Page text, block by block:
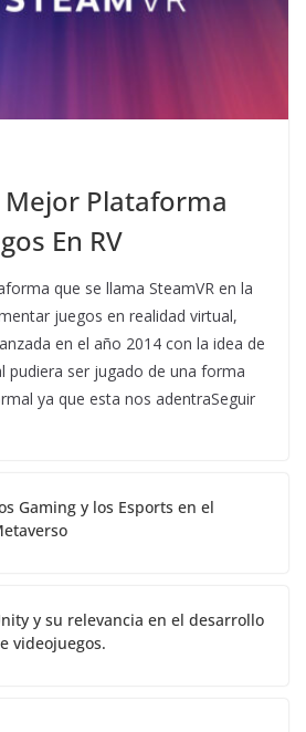
Mejor Plataforma
En RV
que se llama SteamVR en la
juegos en realidad virtual,
en el año 2014 con la idea de
pudiera ser jugado de una forma
ya que esta nos adentraSeguir
Gaming y los Esports en el
y su relevancia en el desarrollo
videojuegos.